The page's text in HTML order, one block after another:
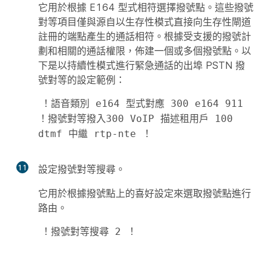
它用於根據 E164 型式相符選擇撥號點。這些撥號
對等項目僅與源自以生存性模式直接向生存性閘道
註冊的端點產生的通話相符。根據受支援的撥號計
劃和相關的通話權限，佈建一個或多個撥號點。以
下是以持續性模式進行緊急通話的出埠 PSTN 撥
號對等的設定範例：
！語音類別 e164 型式對應 300 e164 911
！撥號對等撥入300 VoIP 描述租用戶 100
dtmf 中繼 rtp-nte ！
11
設定撥號對等搜尋。
它用於根據撥號點上的喜好設定來選取撥號點進行
路由。
！撥號對等搜尋 2 ！